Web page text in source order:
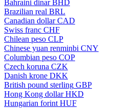
Bahraini dinar BHD
Brazilian real BRL
Canadian dollar CAD
Swiss franc CHF
Chilean peso CLP
Chinese yuan renminbi CNY
Columbian peso COP
Czech koruna CZK
Danish krone DKK
British pound sterling GBP
Hong Kong dollar HKD
Hungarian forint HUF